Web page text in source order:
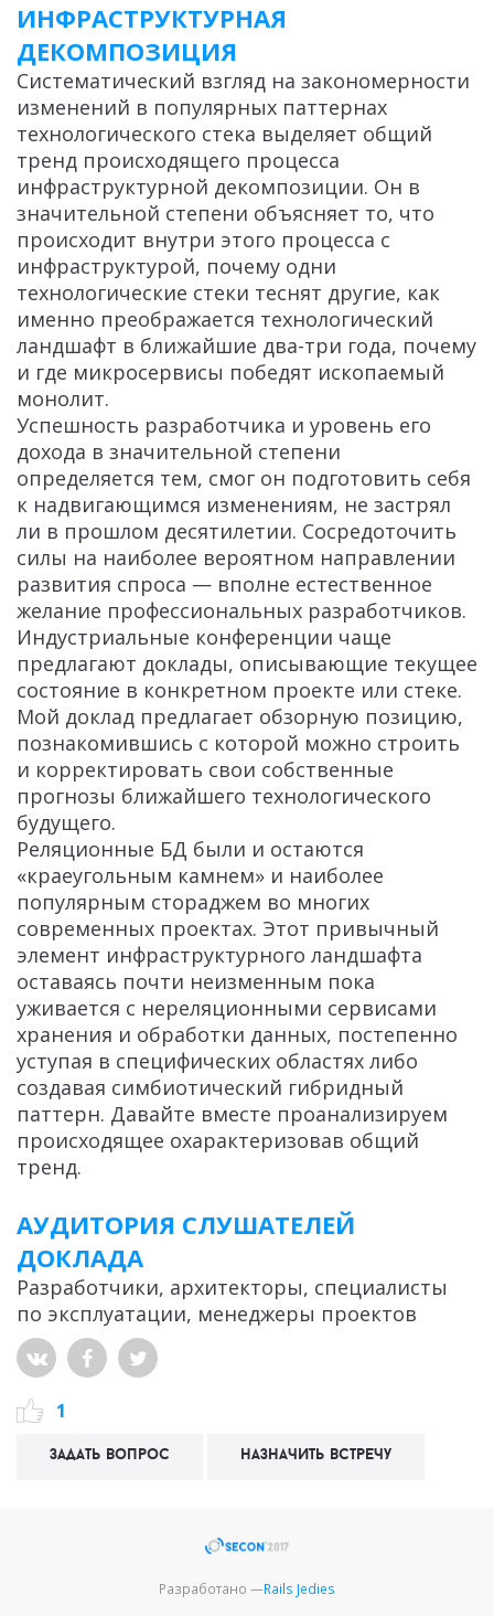
ИНФРАСТРУКТУРНАЯ
ДЕКОМПОЗИЦИЯ
Систематический взгляд на закономерности
изменений в популярных паттернах
технологического стека выделяет общий
тренд происходящего процесса
инфраструктурной декомпозиции. Он в
значительной степени объясняет то, что
происходит внутри этого процесса с
инфраструктурой, почему одни
технологические стеки теснят другие, как
именно преображается технологический
ландшафт в ближайшие два-три года, почему
и где микросервисы победят ископаемый
монолит.
Успешность разработчика и уровень его
дохода в значительной степени
определяется тем, смог он подготовить себя
к надвигающимся изменениям, не застрял
ли в прошлом десятилетии. Сосредоточить
силы на наиболее вероятном направлении
развития спроса — вполне естественное
желание профессиональных разработчиков.
Индустриальные конференции чаще
предлагают доклады, описывающие текущее
состояние в конкретном проекте или стеке.
Мой доклад предлагает обзорную позицию,
познакомившись с которой можно строить
и корректировать свои собственные
прогнозы ближайшего технологического
будущего.
Реляционные БД были и остаются
«краеугольным камнем» и наиболее
популярным стораджем во многих
современных проектах. Этот привычный
элемент инфраструктурного ландшафта
оставаясь почти неизменным пока
уживается с нереляционными сервисами
хранения и обработки данных, постепенно
уступая в специфических областях либо
создавая симбиотический гибридный
паттерн. Давайте вместе проанализируем
происходящее охарактеризовав общий
тренд.
АУДИТОРИЯ СЛУШАТЕЛЕЙ
ДОКЛАДА
Разработчики, архитекторы, специалисты
по эксплуатации, менеджеры проектов
1
задать вопрос назначить встречу
Разработано —Rails Jedies